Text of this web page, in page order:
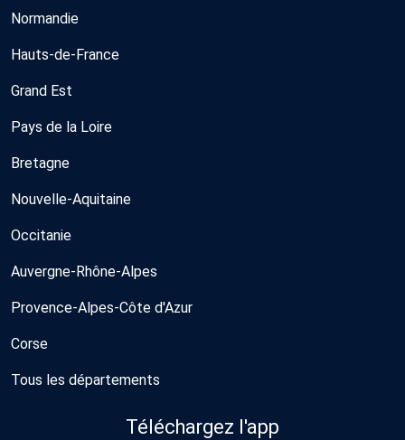
Normandie
Hauts-de-France
Grand Est
Pays de la Loire
Bretagne
Nouvelle-Aquitaine
Occitanie
Auvergne-Rhône-Alpes
Provence-Alpes-Côte d'Azur
Corse
Tous les départements
Téléchargez l'app